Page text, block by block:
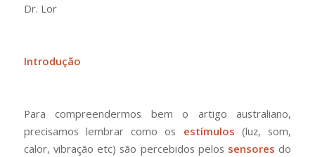
Dr. Lor
Introdução
Para compreendermos bem o artigo australiano,
precisamos lembrar como os estímulos(luz, som,
calor, vibração etc) são percebidos pelos sensores do